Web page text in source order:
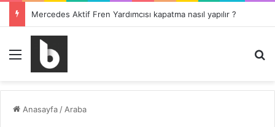
Mercedes Aktif Fren Yardımcısı kapatma nasıl yapılır ?
Menü
Anasayfa / Araba